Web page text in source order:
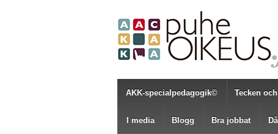
AKK-specialpedagogik© Tecken
I media Blogg Bra jobbat